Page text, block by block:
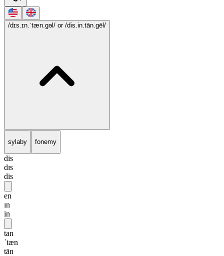
/dɪs.ɪn.ˈtæn.gəl/ or /dis.in.tān.gēl/
sylaby fonemy
dis
dɪs
dis
en
ɪn
in
tan
ˈtæn
tān